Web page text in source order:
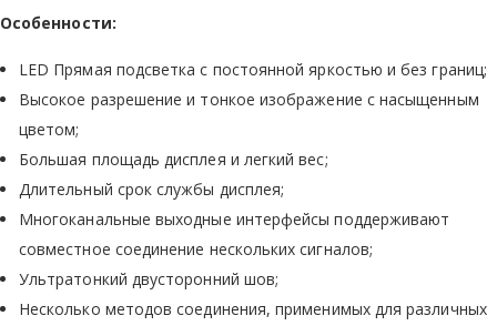
Особенности:
LED Прямая подсветка с постоянной яркостью и без границ;
Высокое разрешение и тонкое изображение с насыщенным
цветом;
Большая площадь дисплея и легкий вес;
Длительный срок службы дисплея;
Многоканальные выходные интерфейсы поддерживают
совместное соединение нескольких сигналов;
Ультратонкий двусторонний шов;
Несколько методов соединения, применимых для различных